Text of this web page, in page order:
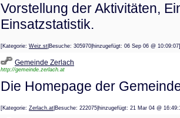
Vorstellung der Aktivitäten,
Einsatzstatistik.
[Kategorie: Weiz.st |Besuche: 305970|hinzugefügt: 06 Sep 06 @
Gemeinde Zerlach
http://gemeinde.zerlach.at
Die Homepage der
[Kategorie: Zerlach.at |Besuche: 222075|hinzugefügt: 21 Mar 04 @